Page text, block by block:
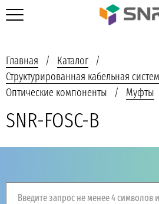
Главная
Каталог
Структурированная кабельная
Оптические компоненты
Муфты
SNR-FOSC-B
Введите запрос не менее 4 символов